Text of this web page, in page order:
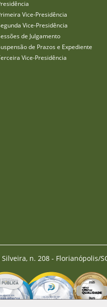
Vice-Presidência
Vice-Presidência
de Julgamento
de Prazos e Expediente
Vice-Presidência
n. 208 - Florianópolis/